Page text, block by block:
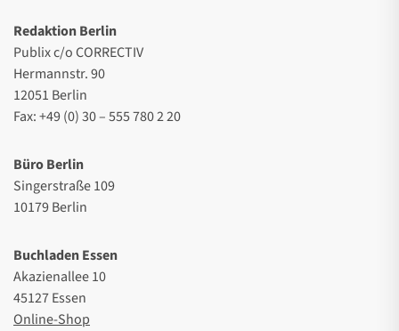
Redaktion Berlin
Publix c/o CORRECTIV
Hermannstr. 90
12051 Berlin
Fax: +49 (0) 30 – 555 780 2 20
Büro Berlin
Singerstraße 109
10179 Berlin
Buchladen Essen
Akazienallee 10
45127 Essen
Online-Shop